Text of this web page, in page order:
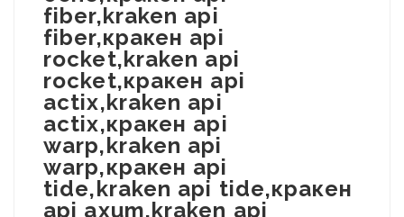
fiber,kraken api
fiber,кракен api
rocket,kraken api
rocket,кракен api
actix,kraken api
actix,кракен api
warp,kraken api
warp,кракен api
tide,kraken api tide,кракен
api axum,kraken api